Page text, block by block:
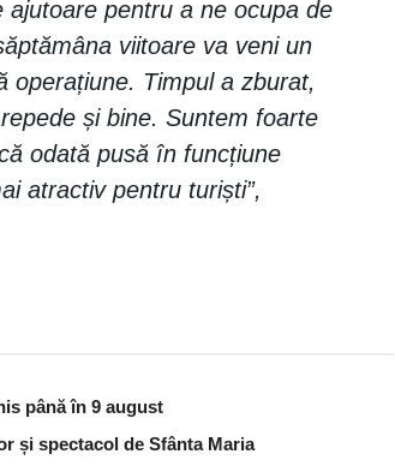
pentru a ne ocupa de
viitoare va veni un
operațiune. Timpul a zburat,
și bine. Suntem foarte
odată pusă în funcțiune
atractiv pentru turiști”,
până în 9 august
și spectacol de Sfânta Maria